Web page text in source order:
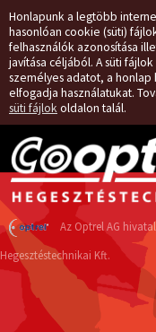
Honlapunk a legtöbb
hasonlóan cookie (süti)
felhasználók azonosítása
javítása céljából. A süti
személyes adatot, a honlap
elfogadja használatukat.
süti fájlok oldalon talál.
Az Optrel AG
Hegesztéstechnikai Kft.